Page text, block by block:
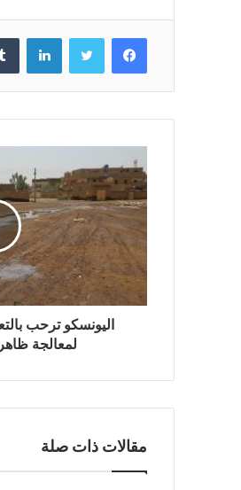
فيسبوك تويتر
اليونسكو ترحب
لمعالجة
مقالات ذات صلة